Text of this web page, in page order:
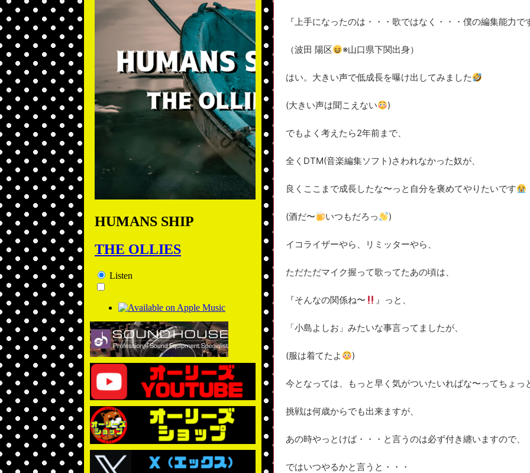
『上手になったのは・・・歌ではなく・・・僕の編集能力で
（波田 陽区 ※山口県下関出身）
はい。大きい声で低成長を曝け出してみました
(大きい声は聞こえない )
でもよく考えたら2年前まで、
全くDTM(音楽編集ソフト)さわれなかった奴が、
良くここまで成長したな〜っと自分を褒めてやりたいです
(酒だ〜 いつもだろっ )
イコライザーやら、リミッターやら、
ただただマイク握って歌ってたあの頃は、
『そんなの関係ね〜 』っと、
「小島よしお」みたいな事言ってましたが、
(服は着てたよ )
今となっては、もっと早く気がついたいればな〜ってちょっ
挑戦は何歳からでも出来ますが、
あの時やっとけば・・・と言うのは必ず付き纏いますので、
ではいつやるかと言うと・・・